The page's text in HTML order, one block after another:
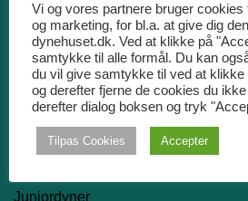
PRODUKTKATEGORIER
Dyner
Dundyner
Juniordyner
Vi og vores partnere bruger
og marketing, for bl.a. at give dig
dynehuset.dk. Ved at klikke på
samtykke til alle formål. Du kan
du vil give samtykke til ved at klikke
og derefter fjerne de cookies du
derefter dialog boksen og tryk
Tilpas Cookies Accepter